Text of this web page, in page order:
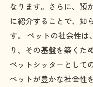
なります。さらに、預
に紹介することで、知
す。 ペットの社会性は
り、その基盤を築くた
ペットシッターとして
ペットが豊かな社会性